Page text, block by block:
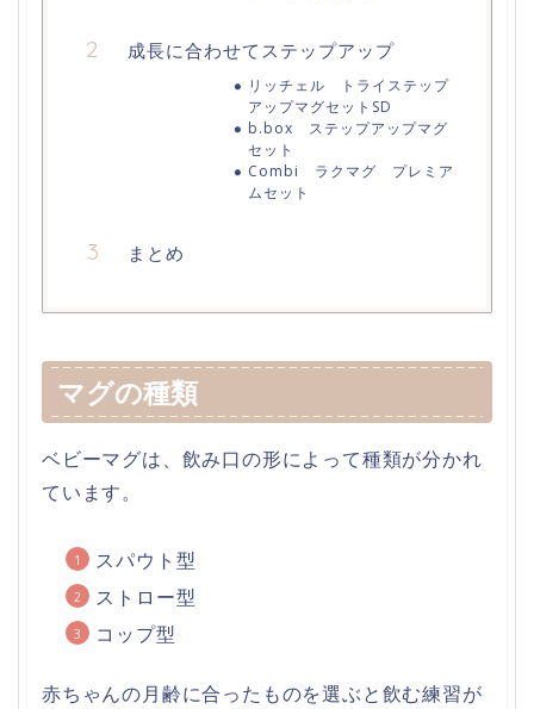
成長に合わせてステップアップ
リッチェル トライステップ
アップマグセットSD
b.box ステップアップマグ
セット
Combi ラクマグ プレミア
ムセット
まとめ
マグの種類
ベビーマグは、飲み口の形によって種類が分かれ
ています。
スパウト型
ストロー型
コップ型
赤ちゃんの月齢に合ったものを選ぶと飲む練習が